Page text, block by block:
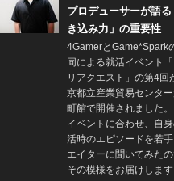
プロデューサーが語る
き込み力」の重要性
4GamerとGame*Spark
同による就活イベント「
リアクエスト」の第4回
京都立産業貿易センタ
町館で開催されました
イベントに合わせ、自
活時のエピソードを若手
エイターに聞いてみたの
その模様をお届けします